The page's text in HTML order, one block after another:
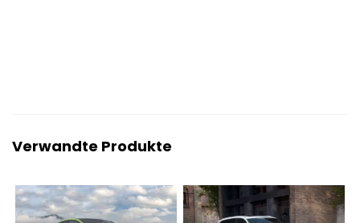
Verwandte Produkte